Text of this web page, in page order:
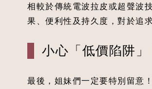
相較於傳統電波拉皮或超聲波
果、便利性及持久度，對於追
小心「低價陷阱」
最後，姐妹們一定要特別留意